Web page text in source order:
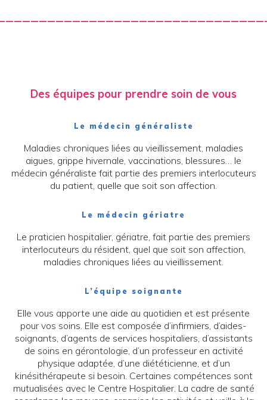
Des équipes pour prendre soin de vous
Le médecin généraliste
Maladies chroniques liées au vieillissement, maladies
aigues, grippe hivernale, vaccinations, blessures… le
médecin généraliste fait partie des premiers interlocuteurs
du patient, quelle que soit son affection.
Le médecin gériatre
Le praticien hospitalier, gériatre, fait partie des premiers
interlocuteurs du résident, quel que soit son affection,
maladies chroniques liées au vieillissement.
L’équipe soignante
Elle vous apporte une aide au quotidien et est présente
pour vos soins. Elle est composée d’infirmiers, d’aides-
soignants, d’agents de services hospitaliers, d’assistants
de soins en gérontologie, d’un professeur en activité
physique adaptée, d’une diététicienne, et d’un
kinésithérapeute si besoin. Certaines compétences sont
mutualisées avec le Centre Hospitalier. La cadre de santé